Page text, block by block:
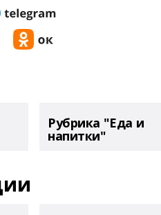
Рубрика "Еда и
напитки"